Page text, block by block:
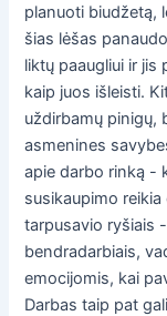
planuoti biudžetą,
šias lėšas
liktų paaugliui ir jis
kaip juos išleisti.
uždirbamų pinigų,
asmenines
apie darbo rinką -
susikaupimo
tarpusavio ryšiais
bendradarbiais,
emocijomis, kai
Darbas taip pat